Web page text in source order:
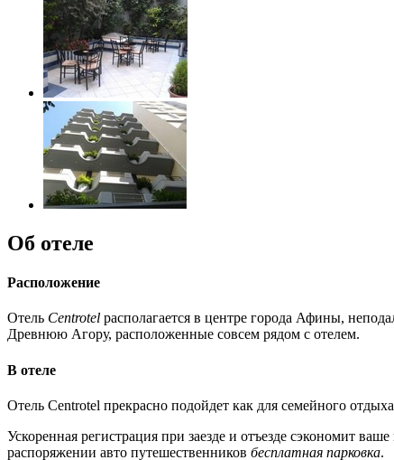
Об отеле
Расположение
Отель Centrotel располагается в центре города Афины,
Древнюю Агору, расположенные совсем рядом с отелем.
В отеле
Отель Centrotel прекрасно подойдет как для семейного
Ускоренная регистрация при заезде и отъезде сэкономит
распоряжении авто путешественников бесплатная парковка.